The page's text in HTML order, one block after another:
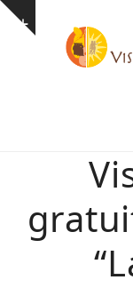
Skip
Show